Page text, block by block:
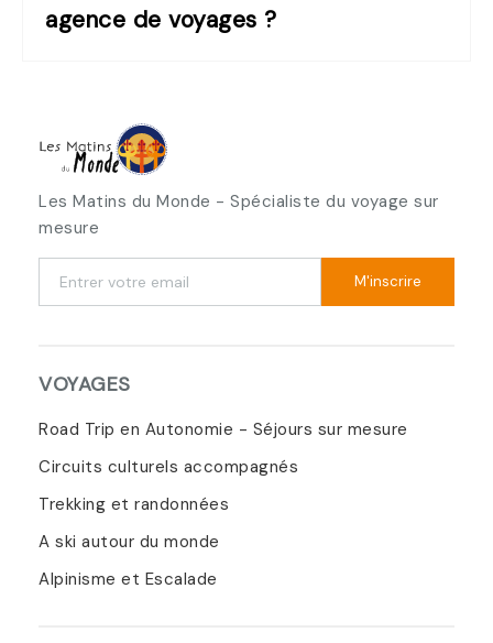
agence de voyages ?
Les Matins du Monde - Spécialiste du voyage sur
mesure
M'inscrire
VOYAGES
Road Trip en Autonomie - Séjours sur mesure
Circuits culturels accompagnés
Trekking et randonnées
A ski autour du monde
Alpinisme et Escalade